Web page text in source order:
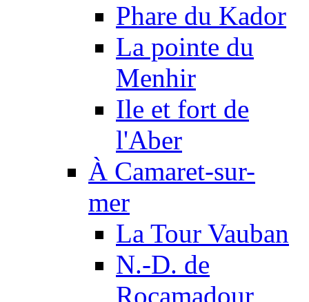
Phare du Kador
La pointe du
Menhir
Ile et fort de
l'Aber
À Camaret-sur-
mer
La Tour Vauban
N.-D. de
Rocamadour